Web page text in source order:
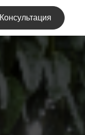
Консультация